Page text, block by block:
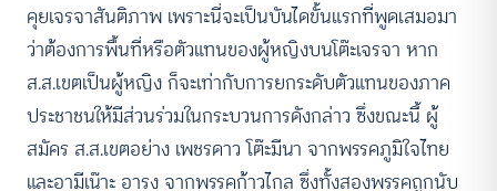
คุยเจรจาสันติภาพ เพราะนี่จะเป็นบันไดขั้นแรกที่พูดเสมอมา
ว่าต้องการพื้นที่หรือตัวแทนของผู้หญิงบนโต๊ะเจรจา หาก
ส.ส.เขตเป็นผู้หญิง ก็จะเท่ากับการยกระดับตัวแทนของภาค
ประชาชนให้มีส่วนร่วมในกระบวนการดังกล่าว ซึ่งขณะนี้ ผู้
สมัคร ส.ส.เขตอย่าง เพชรดาว โต๊ะมีนา จากพรรคภูมิใจไทย
และอามีเน๊าะ อารง จากพรรคก้าวไกล ซึ่งทั้งสองพรรคถูกนับ